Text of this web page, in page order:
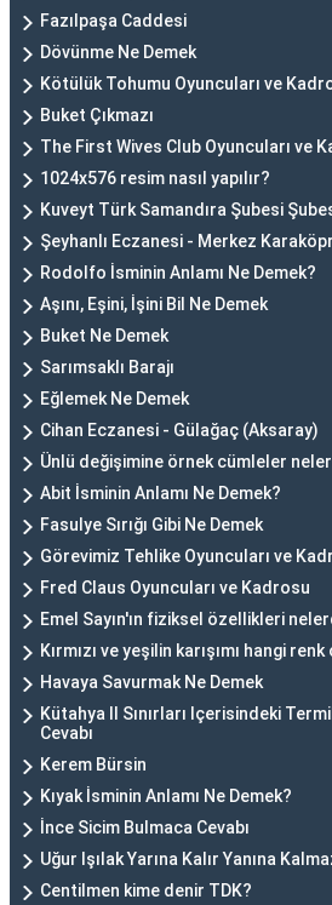
Fazılpaşa Caddesi
Dövünme Ne Demek
Kötülük Tohumu Oyuncuları ve
Buket Çıkmazı
The First Wives Club Oyuncuları ve
1024x576 resim nasıl yapılır?
Kuveyt Türk Samandıra Şubesi
Şeyhanlı Eczanesi - Merkez
Rodolfo İsminin Anlamı Ne Demek?
Aşını, Eşini, İşini Bil Ne Demek
Buket Ne Demek
Sarımsaklı Barajı
Eğlemek Ne Demek
Cihan Eczanesi - Gülağaç (Aksaray)
Ünlü değişimine örnek cümleler
Abit İsminin Anlamı Ne Demek?
Fasulye Sırığı Gibi Ne Demek
Görevimiz Tehlike Oyuncuları ve
Fred Claus Oyuncuları ve Kadrosu
Emel Sayın'ın fiziksel özellikleri
Kırmızı ve yeşilin karışımı hangi
Havaya Savurmak Ne Demek
Kütahya Il Sınırları Içerisindeki
Cevabı
Kerem Bürsin
Kıyak İsminin Anlamı Ne Demek?
İnce Sicim Bulmaca Cevabı
Uğur Işılak Yarına Kalır Yanına
Centilmen kime denir TDK?